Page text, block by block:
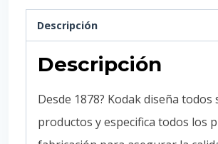
Descripción
Descripción
Desde 1878? Kodak diseña todos
productos y especifica todos los